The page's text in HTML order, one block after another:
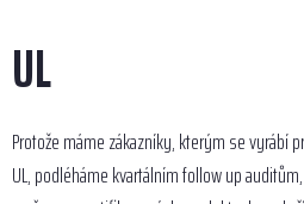
UL
Protože máme zákazníky, kterým se vyrábí
UL, podléháme kvartálním follow up